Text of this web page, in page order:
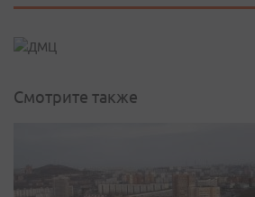
Смотрите также